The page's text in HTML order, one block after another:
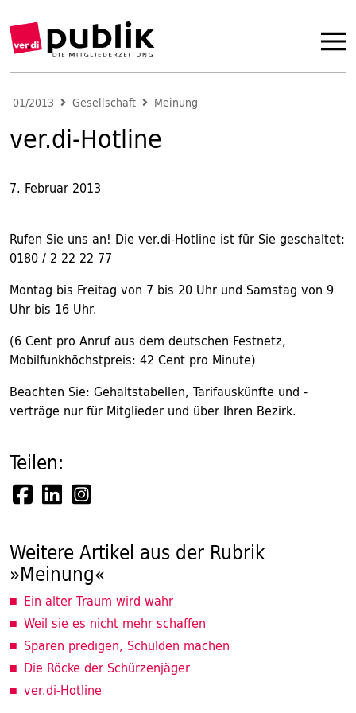
01/2013 Gesellschaft Meinung
ver.di-Hotline
7. Februar 2013
Rufen Sie uns an! Die ver.di-Hotline ist für Sie geschaltet:
0180 / 2 22 22 77
Montag bis Freitag von 7 bis 20 Uhr und Samstag von 9
Uhr bis 16 Uhr.
(6 Cent pro Anruf aus dem deutschen Festnetz,
Mobilfunkhöchstpreis: 42 Cent pro Minute)
Beachten Sie: Gehaltstabellen, Tarifauskünfte und -
verträge nur für Mitglieder und über Ihren Bezirk.
Teilen:
Weitere Artikel aus der Rubrik
»Meinung«
Ein alter Traum wird wahr
Weil sie es nicht mehr schaffen
Sparen predigen, Schulden machen
Die Röcke der Schürzenjäger
ver.di-Hotline